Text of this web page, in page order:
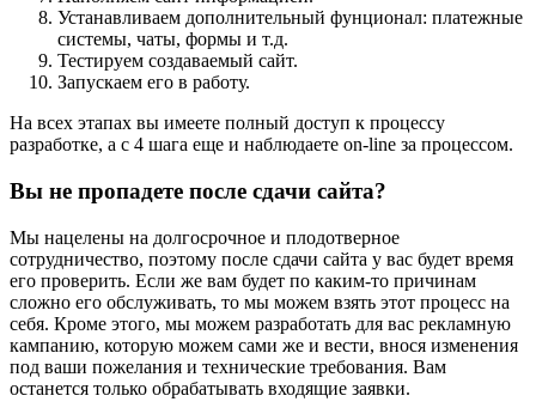
Устанавливаем дополнительный фунционал: платежные
системы, чаты, формы и т.д.
Тестируем создаваемый сайт.
Запускаем его в работу.
На всех этапах вы имеете полный доступ к процессу
разработке, а с 4 шага еще и наблюдаете on-line за процессом.
Вы не пропадете после сдачи сайта?
Мы нацелены на долгосрочное и плодотверное
сотрудничество, поэтому после сдачи сайта у вас будет время
его проверить. Если же вам будет по каким-то причинам
сложно его обслуживать, то мы можем взять этот процесс на
себя. Кроме этого, мы можем разработать для вас рекламную
кампанию, которую можем сами же и вести, внося изменения
под ваши пожелания и технические требования. Вам
останется только обрабатывать входящие заявки.